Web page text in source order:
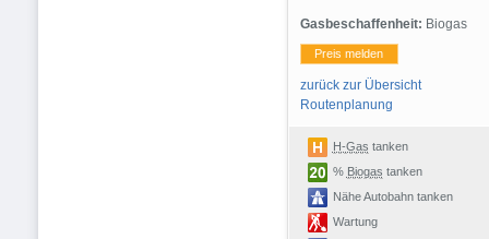
Gasbeschaffenheit: Biogas
Preis melden
zurück zur Übersicht
Routenplanung
H-Gas tanken
% Biogas tanken
Nähe Autobahn tanken
Wartung